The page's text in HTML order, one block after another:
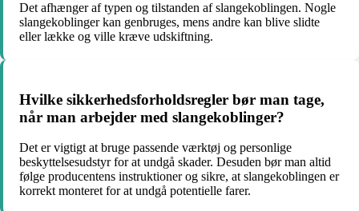
Det afhænger af typen og tilstanden af slangekoblingen. Nogle
slangekoblinger kan genbruges, mens andre kan blive slidte
eller lække og ville kræve udskiftning.
Hvilke sikkerhedsforholdsregler bør man tage,
når man arbejder med slangekoblinger?
Det er vigtigt at bruge passende værktøj og personlige
beskyttelsesudstyr for at undgå skader. Desuden bør man altid
følge producentens instruktioner og sikre, at slangekoblingen er
korrekt monteret for at undgå potentielle farer.